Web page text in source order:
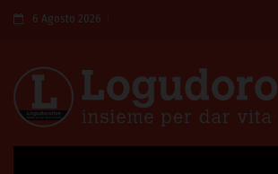
6 Agosto 2026